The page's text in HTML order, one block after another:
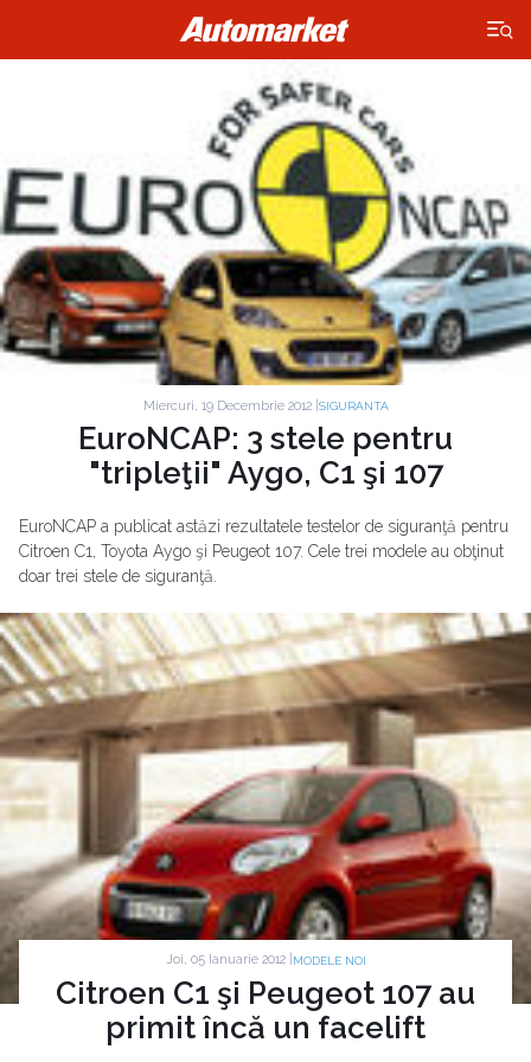
×
Miercuri, 19 Decembrie 2012 | SIGURANTA
EuroNCAP: 3 stele pentru
"tripleţii" Aygo, C1 şi 107
EuroNCAP a publicat astăzi rezultatele testelor de siguranţă pentru
Citroen C1, Toyota Aygo şi Peugeot 107. Cele trei modele au obţinut
doar trei stele de siguranţă.
Joi, 05 Ianuarie 2012 | MODELE NOI
Citroen C1 şi Peugeot 107 au
primit încă un facelift